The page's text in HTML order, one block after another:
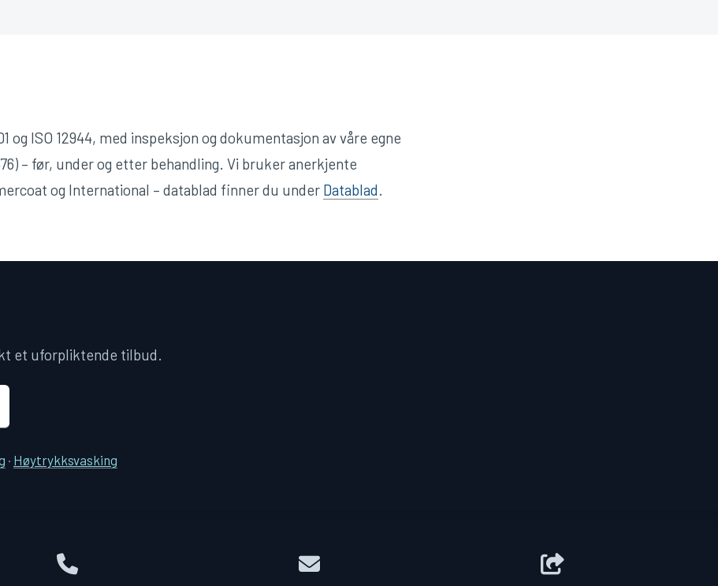
ISO 12944, med inspeksjon og dokumentasjon av våre egne
– før, under og etter behandling. Vi bruker anerkjente
og International – datablad finner du under Datablad.
et uforpliktende tilbud.
· Høytrykksvasking